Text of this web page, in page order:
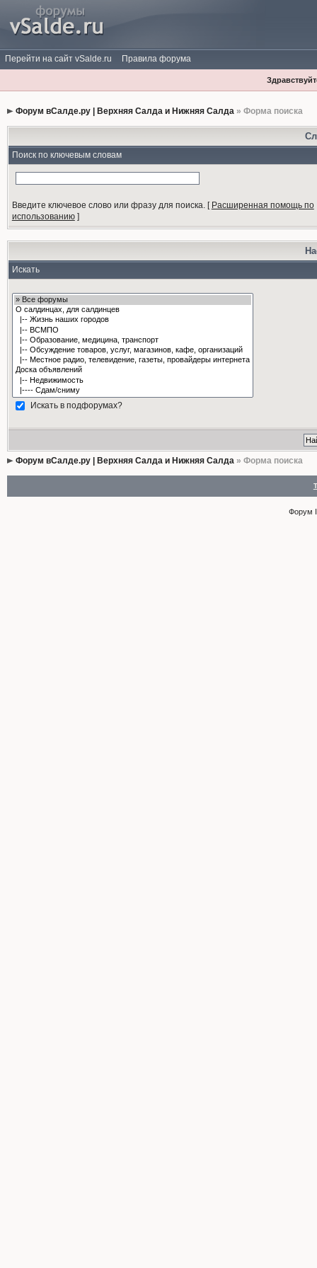
Перейти на сайт vSalde.ru Правила форума
Форум вСалде.ру | Верхняя Салда и Нижняя Салда» Форма поиска
Поиск по ключевым словам
Введите ключевое слово или фразу для поиска.[ Расширенная помощь по
использованию]
Искать
Искать в подфорумах?
Форум вСалде.ру | Верхняя Салда и Нижняя Салда» Форма поиска
Форум